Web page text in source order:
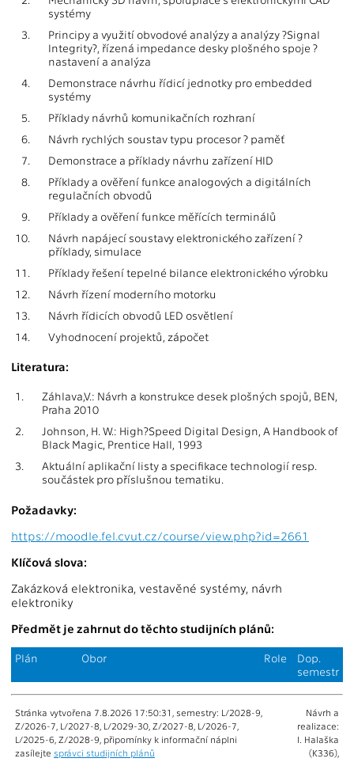
systémy
3.
Principy a využití obvodové analýzy a analýzy ?Signal
Integrity?, řízená impedance desky plošného spoje ?
nastavení a analýza
4.
Demonstrace návrhu řídicí jednotky pro embedded
systémy
5.
Příklady návrhů komunikačních rozhraní
6.
Návrh rychlých soustav typu procesor ? paměť
7.
Demonstrace a příklady návrhu zařízení HID
8.
Příklady a ověření funkce analogových a digitálních
regulačních obvodů
9.
Příklady a ověření funkce měřících terminálů
10.
Návrh napájecí soustavy elektronického zařízení ?
příklady, simulace
11.
Příklady řešení tepelné bilance elektronického výrobku
12.
Návrh řízení moderního motorku
13.
Návrh řídicích obvodů LED osvětlení
14.
Vyhodnocení projektů, zápočet
Literatura:
1.
Záhlava,V.: Návrh a konstrukce desek plošných spojů, BEN,
Praha 2010
2.
Johnson, H. W.: High?Speed Digital Design, A Handbook of
Black Magic, Prentice Hall, 1993
3.
Aktuální aplikační listy a specifikace technologií resp.
součástek pro příslušnou tematiku.
Požadavky:
https://moodle.fel.cvut.cz/course/view.php?id=2661
Klíčová slova:
Zakázková elektronika, vestavěné systémy, návrh
elektroniky
Předmět je zahrnut do těchto studijních plánů:
Plán Obor Role
Dop.
semestr
Stránka vytvořena 7.8.2026 17:50:31, semestry: L/2028-9,
Z/2026-7, L/2027-8, L/2029-30, Z/2027-8, L/2026-7,
L/2025-6, Z/2028-9, připomínky k informační náplni
zasílejte správci studijních plánů
Návrh a
realizace:
I. Halaška
(K336),